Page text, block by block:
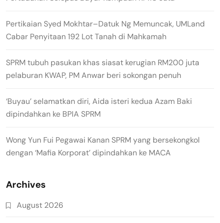
Pertikaian Syed Mokhtar–Datuk Ng Memuncak, UMLand
Cabar Penyitaan 192 Lot Tanah di Mahkamah
SPRM tubuh pasukan khas siasat kerugian RM200 juta
pelaburan KWAP, PM Anwar beri sokongan penuh
‘Buyau’ selamatkan diri, Aida isteri kedua Azam Baki
dipindahkan ke BPIA SPRM
Wong Yun Fui Pegawai Kanan SPRM yang bersekongkol
dengan ‘Mafia Korporat’ dipindahkan ke MACA
Archives
August 2026